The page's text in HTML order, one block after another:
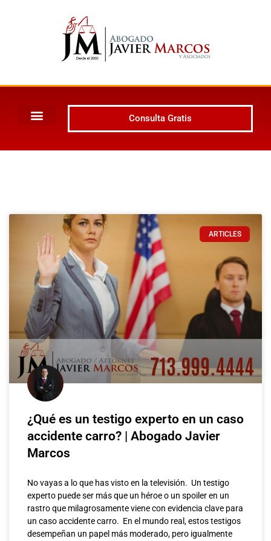
Consulta Gratis
ARTICLES
¿Qué es un testigo experto en un caso
accidente carro? | Abogado Javier
Marcos
No vayas a lo que has visto en la televisión. Un testigo
experto puede ser más que un héroe o un spoiler en un
rastro que milagrosamente viene con evidencia clave para
un caso accidente carro. En el mundo real, estos testigos
desempeñan un papel más moderado, pero igualmente